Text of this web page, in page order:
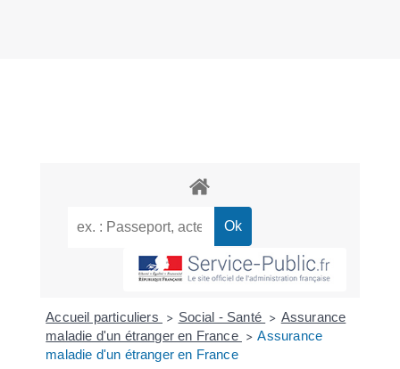
Accueil particuliers > Social - Santé > Assurance
maladie d'un étranger en France > Assurance
maladie d'un étranger en France